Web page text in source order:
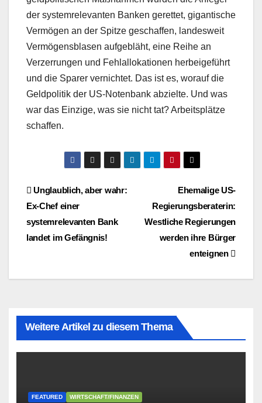
der systemrelevanten Banken gerettet, gigantische
Vermögen an der Spitze geschaffen, landesweit
Vermögensblasen aufgebläht, eine Reihe an
Verzerrungen und Fehlallokationen herbeigeführt
und die Sparer vernichtet. Das ist es, worauf die
Geldpolitik der US-Notenbank abzielte. Und was
war das Einzige, was sie nicht tat? Arbeitsplätze
schaffen.
BeitragsnavigationEhemalige US-
Regierungsberaterin:
Westliche Regierungen
werden ihre Bürger
enteignen
Unglaublich, aber wahr:
Ex-Chef einer
systemrelevanten Bank
landet im Gefängnis!
Weitere Artikel zu diesem Thema
FEATURED WIRTSCHAFT/FINANZEN